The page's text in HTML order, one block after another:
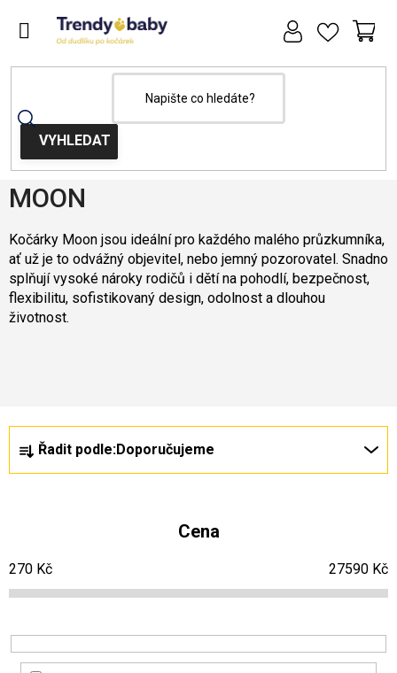
DomůMOON
MOON
Kočárky Moon jsou ideální pro každého malého průzkumníka,
ať už je to odvážný objevitel, nebo jemný pozorovatel. Snadno
splňují vysoké nároky rodičů i dětí na pohodlí, bezpečnost,
flexibilitu, sofistikovaný design, odolnost a dlouhou
životnost.
a
í
p
r
o
Řadit podle:Doporučujeme
Cena
270 Kč 27590 Kč
ý
p
r
o
d